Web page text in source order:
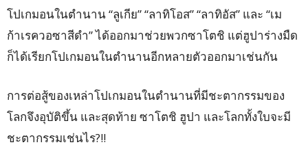
โปเกมอนในตำนาน “ลูเกีย” “ลาทิโอส” “ลาทิอัส” และ “เม
ก้าเรควอซาสีดำ” ได้ออกมาช่วยพวกซาโตชิ แต่ฮูปาร่างมืด
ก็ได้เรียกโปเกมอนในตำนานอี­กหลายตัวออกมาเช่นกัน
การต่อสู้ของเหล่าโปเกมอนในตำนานที่มีชะตา­กรรมของ
โลกจึงอุบัติขึ้น และสุดท้าย ซาโตชิ ฮูปา และโลกทั้งใบจะมี
ชะตากรรมเช่นไร?!!